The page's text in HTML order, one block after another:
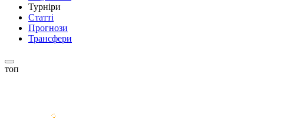
Турніри
Статті
Прогнози
Трансфери
топ